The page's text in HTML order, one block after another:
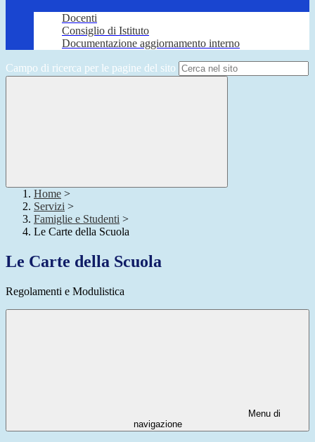
Docenti
Consiglio di Istituto
Documentazione aggiornamento interno
Campo di ricerca per le pagine del sito
Home >
Servizi >
Famiglie e Studenti >
Le Carte della Scuola
Le Carte della Scuola
Regolamenti e Modulistica
Menu di
navigazione